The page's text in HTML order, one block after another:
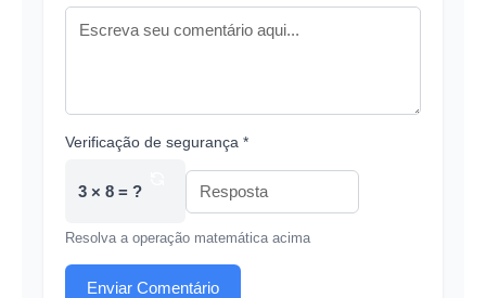
Verificação de segurança *
3 × 8 = ?
Resolva a operação matemática acima
Enviar Comentário